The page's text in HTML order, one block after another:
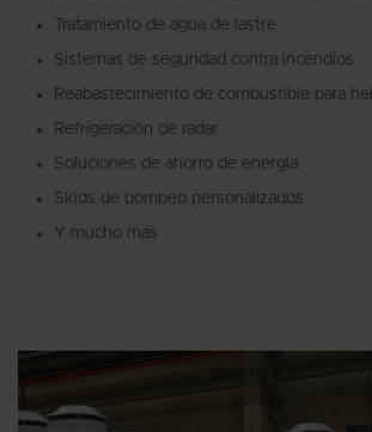
Tratamiento de agua de lastre
Sistemas de seguridad contra incendios
Reabastecimiento de combustible para
Refrigeración de radar
Soluciones de ahorro de energía
Skids de bombeo personalizados
Y mucho más